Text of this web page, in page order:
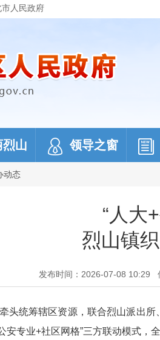
市人民政府
烈山 领导之窗
动态
“人大
烈山镇
发布时间：2026-07-08 10:29
头统筹辖区资源，联合烈山派出
安专业+社区网格”三方联动模式，